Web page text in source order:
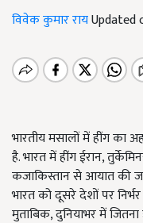
विवेक कुमार रायUpdated
भारतीय मसालों में हींग का
है. भारत में हींग ईरान,
कजाकिस्तान से आयात की
भारत को दूसरे देशों पर
मुताबिक, दुनियाभर में